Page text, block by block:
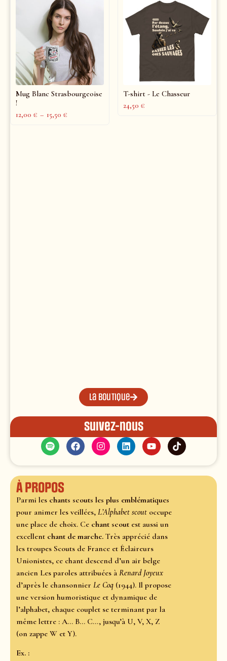
Mug Blanc Strasbourgeoise
!
12,00 € – 15,50 €
T-shirt - Le Chasseur
24,50 €
La boutique
Suivez-nous
À propos
Parmi les chants scouts les plus emblématiques
pour animer les veillées, L’Alphabet scout occupe
une place de choix. Ce chant scout est aussi un
excellent chant de marche. Très apprécié dans
les troupes Scouts de France et Éclaireurs
Unionistes, ce chant descend d’un air belge
ancien Les paroles attribuées à Renard Joyeux
d’après le chansonnier Le Coq (1944). Il propose
une version humoristique et dynamique de
l’alphabet, chaque couplet se terminant par la
même lettre : A… B… C…, jusqu’à U, V, X, Z
(on zappe W et Y).
Ex. :